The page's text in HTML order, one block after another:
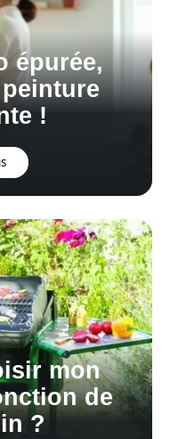
épurée,
!
mon
de
?